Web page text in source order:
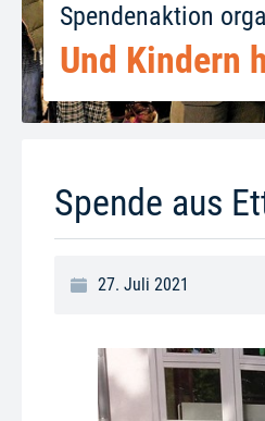
Spendenaktion
Und Kindern
Spende aus
27. Juli 2021